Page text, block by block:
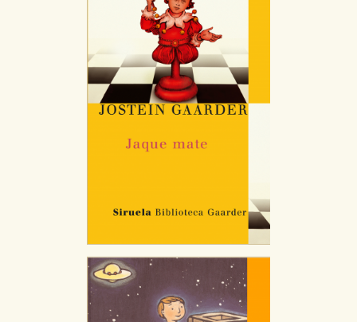
CONFIGURACIÓN DE COOKIES
HABILITAR TODO RECHAZAR TODO
Cookies necesarias
Estas cookies son necesarias para que nuestro sitio
navegador, pero en ese caso es posible que algunas
áreas de nuestra web dejen de funcionar
correctamente.
Cookies de rendimiento y analíticas